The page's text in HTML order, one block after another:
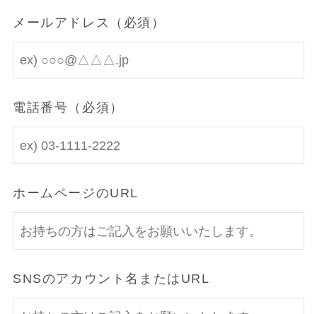
メールアドレス（必須）
電話番号（必須）
ホームページのURL
SNSのアカウント名またはURL